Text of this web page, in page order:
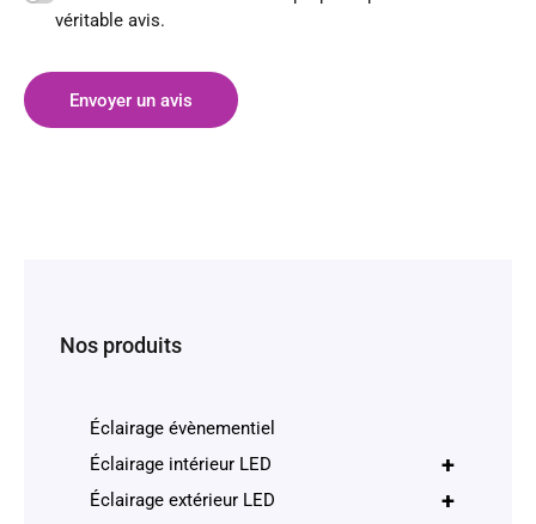
véritable avis.
Envoyer un avis
Nos produits
Éclairage évènementiel
+
Éclairage intérieur LED
+
Éclairage extérieur LED